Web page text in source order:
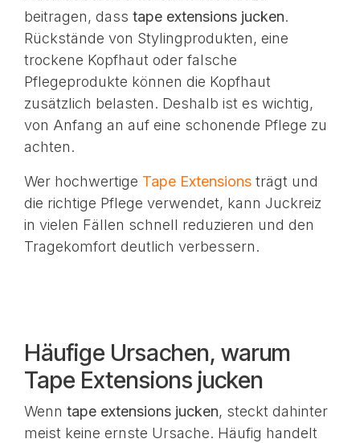
beitragen, dass tape extensions jucken.
Rückstände von Stylingprodukten, eine
trockene Kopfhaut oder falsche
Pflegeprodukte können die Kopfhaut
zusätzlich belasten. Deshalb ist es wichtig,
von Anfang an auf eine schonende Pflege zu
achten.
Wer hochwertige Tape Extensions trägt und
die richtige Pflege verwendet, kann Juckreiz
in vielen Fällen schnell reduzieren und den
Tragekomfort deutlich verbessern.
Häufige Ursachen, warum
Tape Extensions jucken
Wenn tape extensions jucken, steckt dahinter
meist keine ernste Ursache. Häufig handelt